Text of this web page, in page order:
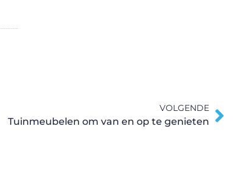
VOLGENDE
Tuinmeubelen om van en op te genieten